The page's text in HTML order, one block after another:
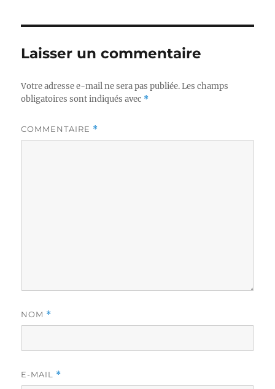
Laisser un commentaire
Votre adresse e-mail ne sera pas publiée. Les champs
obligatoires sont indiqués avec *
COMMENTAIRE *
NOM *
E-MAIL *